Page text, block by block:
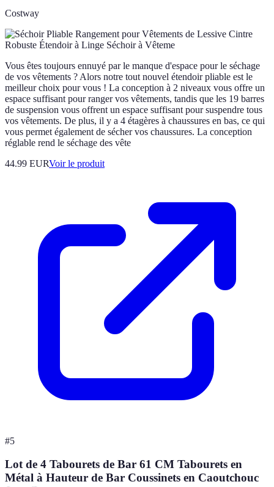
Costway
Vous êtes toujours ennuyé par le manque d'espace pour le séchage
de vos vêtements ? Alors notre tout nouvel étendoir pliable est le
meilleur choix pour vous ! La conception à 2 niveaux vous offre un
espace suffisant pour ranger vos vêtements, tandis que les 19 barres
de suspension vous offrent un espace suffisant pour suspendre tous
vos vêtements. De plus, il y a 4 étagères à chaussures en bas, ce qui
vous permet également de sécher vos chaussures. La conception
réglable rend le séchage des vête
44.99 EURVoir le produit
#5
Lot de 4 Tabourets de Bar 61 CM Tabourets en
Métal à Hauteur de Bar Coussinets en Caoutchouc